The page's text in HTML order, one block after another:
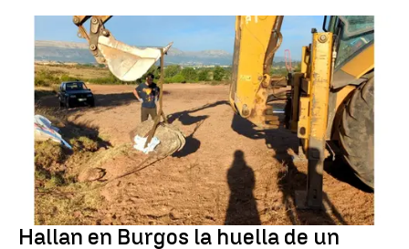
Dinosaurios
Hallan en Burgos la huella de un